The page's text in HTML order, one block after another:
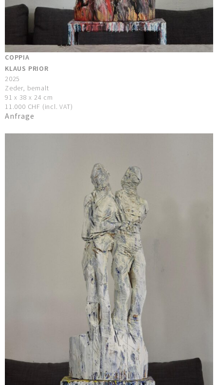
COPPIA
KLAUS PRIOR
2025
Zeder, bemalt
91 x 38 x 24 cm
11.000 CHF (incl. VAT)
Anfrage